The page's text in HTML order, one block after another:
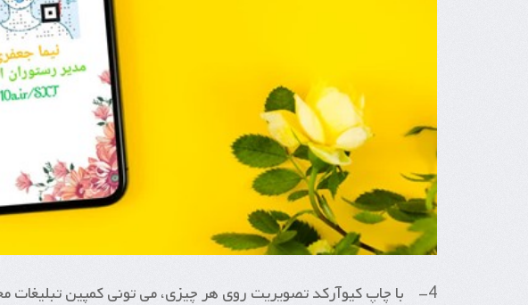
4- با چاپ کیوآرکد تصویریت روی هر چیزی، می تونی کمپین تبلیغات